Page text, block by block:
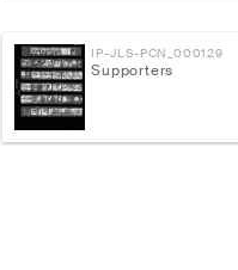
IP-JLS-PCN_000129
Supporters